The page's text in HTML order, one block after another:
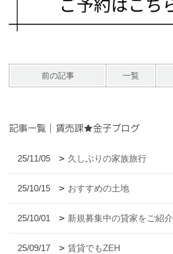
前の記事 一覧
記事一覧｜賃売課★金子ブログ
25/11/05 久しぶりの家族旅行
25/10/15 おすすめの土地
25/10/01 新規募集中の貸家をご紹介
25/09/17 賃貸でもZEH